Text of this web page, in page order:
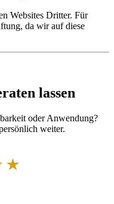
Websites Dritter. Für
da wir auf diese
lassen
oder Anwendung?
weiter.